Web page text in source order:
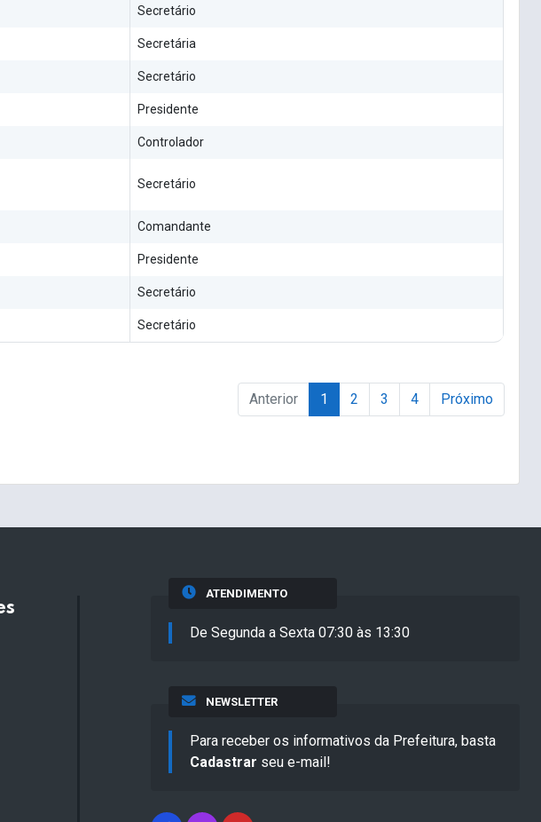
Secretário
Secretária
Secretário
Presidente
Controlador
Secretário
Comandante
Presidente
Secretário
Secretário
Anterior
1 2 3 4
Próximo
ATENDIMENTO
De Segunda a Sexta 07:30 às 13:30
NEWSLETTER
Para receber os informativos da Prefeitura, basta
Cadastrar seu e-mail!